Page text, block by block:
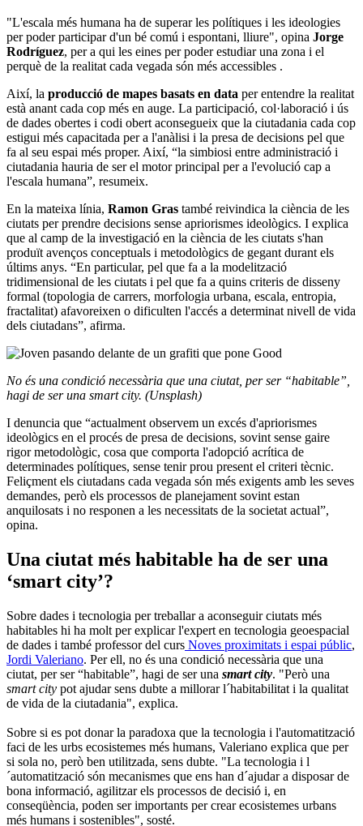
"L'escala més humana ha de superar les polítiques i les ideologies
per poder participar d'un bé comú i espontani, lliure", opina Jorge
Rodríguez, per a qui les eines per poder estudiar una zona i el
perquè de la realitat cada vegada són més accessibles .
Així, la producció de mapes basats en data per entendre la realitat
està anant cada cop més en auge. La participació, col·laboració i ús
de dades obertes i codi obert aconsegueix que la ciutadania cada cop
estigui més capacitada per a l'anàlisi i la presa de decisions pel que
fa al seu espai més proper. Així, “la simbiosi entre administració i
ciutadania hauria de ser el motor principal per a l'evolució cap a
l'escala humana”, resumeix.
En la mateixa línia, Ramon Gras també reivindica la ciència de les
ciutats per prendre decisions sense apriorismes ideològics. I explica
que al camp de la investigació en la ciència de les ciutats s'han
produït avenços conceptuals i metodològics de gegant durant els
últims anys. “En particular, pel que fa a la modelització
tridimensional de les ciutats i pel que fa a quins criteris de disseny
formal (topologia de carrers, morfologia urbana, escala, entropia,
fractalitat) afavoreixen o dificulten l'accés a determinat nivell de vida
dels ciutadans”, afirma.
No és una condició necessària que una ciutat, per ser “habitable”,
hagi de ser una smart city. (Unsplash)
I denuncia que “actualment observem un excés d'apriorismes
ideològics en el procés de presa de decisions, sovint sense gaire
rigor metodològic, cosa que comporta l'adopció acrítica de
determinades polítiques, sense tenir prou present el criteri tècnic.
Feliçment els ciutadans cada vegada són més exigents amb les seves
demandes, però els processos de planejament sovint estan
anquilosats i no responen a les necessitats de la societat actual”,
opina.
Una ciutat més habitable ha de ser una
‘smart city’?
Sobre dades i tecnologia per treballar a aconseguir ciutats més
habitables hi ha molt per explicar l'expert en tecnologia geoespacial
de dades i també professor del curs Noves proximitats i espai públic,
Jordi Valeriano. Per ell, no és una condició necessària que una
ciutat, per ser “habitable”, hagi de ser una smart city. "Però una
smart city pot ajudar sens dubte a millorar l´habitabilitat i la qualitat
de vida de la ciutadania", explica.
Sobre si es pot donar la paradoxa que la tecnologia i l'automatització
faci de les urbs ecosistemes més humans, Valeriano explica que per
si sola no, però ben utilitzada, sens dubte. "La tecnologia i l
´automatització són mecanismes que ens han d´ajudar a disposar de
bona informació, agilitzar els processos de decisió i, en
conseqüència, poden ser importants per crear ecosistemes urbans
més humans i sostenibles", sosté.